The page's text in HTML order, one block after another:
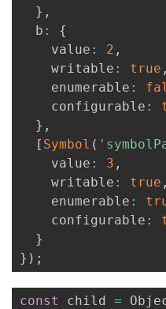
注
的
课
我
的
我
Programs
技
的
} ,
  b
:
{
    value
: 2 ,
    writable
: true ,
    enumerable
:
    configurable
:
} ,
[ Symbol (
    value
: 3 ,
    writable
: true ,
    enumerable
:
    configurable
:
}
} ) ;
const child =